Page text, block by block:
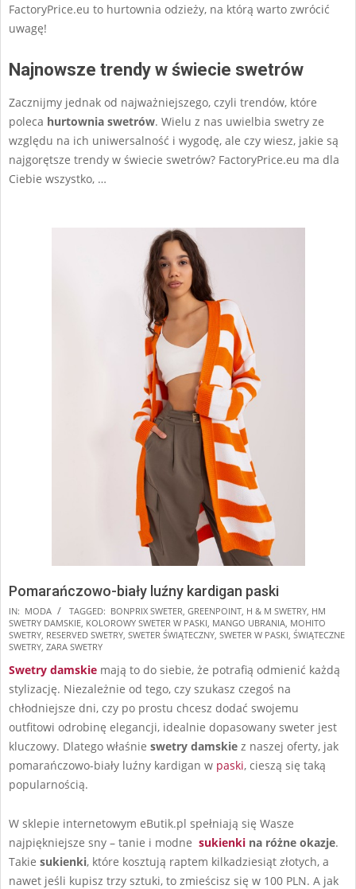
FactoryPrice.eu to hurtownia odzieży, na którą warto zwrócić
uwagę!
Najnowsze trendy w świecie swetrów
Zacznijmy jednak od najważniejszego, czyli trendów, które
poleca hurtownia swetrów. Wielu z nas uwielbia swetry ze
względu na ich uniwersalność i wygodę, ale czy wiesz, jakie są
najgorętsze trendy w świecie swetrów? FactoryPrice.eu ma dla
Ciebie wszystko, …
Pomarańczowo-biały luźny kardigan paski
2025-
11-
20
IN: MODA TAGGED: BONPRIX SWETER GREENPOINT H & M SWETRY HM
SWETRY DAMSKIE KOLOROWY SWETER W PASKI MANGO UBRANIA MOHITO
SWETRY RESERVED SWETRY SWETER ŚWIĄTECZNY SWETER W PASKI ŚWIĄTECZNE
SWETRY ZARA SWETRY
Swetry damskie mają to do siebie, że potrafią odmienić każdą
stylizację. Niezależnie od tego, czy szukasz czegoś na
chłodniejsze dni, czy po prostu chcesz dodać swojemu
outfitowi odrobinę elegancji, idealnie dopasowany sweter jest
kluczowy. Dlatego właśnie swetry damskie z naszej oferty, jak
pomarańczowo-biały luźny kardigan w paski, cieszą się taką
popularnością.
W sklepie internetowym eButik.pl spełniają się Wasze
najpiękniejsze sny – tanie i modne sukienki na różne okazje.
Takie sukienki, które kosztują raptem kilkadziesiąt złotych, a
nawet jeśli kupisz trzy sztuki, to zmieścisz się w 100 PLN. A jak